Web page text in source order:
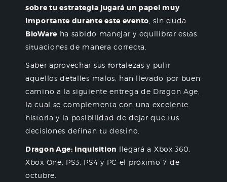
sobre tu estrategia jugará un papel muy
importante durante este evento , sin duda
BioWare ha sabido manejar y equilibrar estas
situaciones de manera correcta.
Saber aprovechar sus fortalezas y pulir
aquellos detalles malos, han llevado por buen
camino a la siguiente entrega de Dragon Age,
la cual se complementa con una excelente
historia y la posibilidad de dejar que tus
decisiones definan tu destino.
Dragon Age: Inquisition llegará a Xbox 360,
Xbox One, PS3, PS4 y PC el próximo 7 de
octubre.